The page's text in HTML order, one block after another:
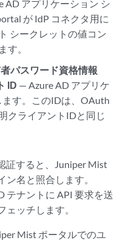
AD アプリケーション シ
が IdP コネクタ用に
シークレットの値コン
す。
パスワード資格情報
ID — Azure AD アプリケ
ます。このIDは、OAuth
クライアントIDと同じ
証すると、Juniper Mist
名と照合します。
テナントに API 要求を送
ッチします。
Mist ポータルでのユ